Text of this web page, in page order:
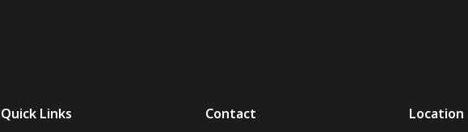
Quick Links Contact Location